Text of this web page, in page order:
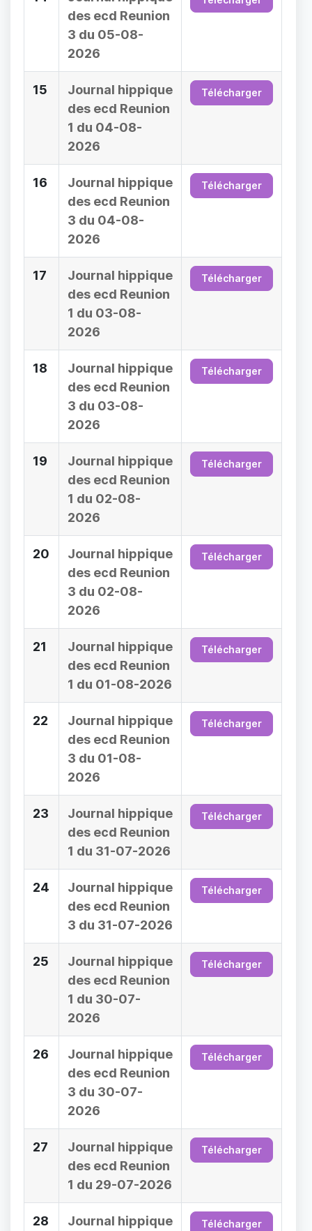
des ecd Reunion
3 du 05-08-
2026
15
Journal hippique
des ecd Reunion
1 du 04-08-
2026
Télécharger
16
Journal hippique
des ecd Reunion
3 du 04-08-
2026
Télécharger
17
Journal hippique
des ecd Reunion
1 du 03-08-
2026
Télécharger
18
Journal hippique
des ecd Reunion
3 du 03-08-
2026
Télécharger
19
Journal hippique
des ecd Reunion
1 du 02-08-
2026
Télécharger
20
Journal hippique
des ecd Reunion
3 du 02-08-
2026
Télécharger
21
Journal hippique
des ecd Reunion
1 du 01-08-2026
Télécharger
22
Journal hippique
des ecd Reunion
3 du 01-08-
2026
Télécharger
23
Journal hippique
des ecd Reunion
1 du 31-07-2026
Télécharger
24
Journal hippique
des ecd Reunion
3 du 31-07-2026
Télécharger
25
Journal hippique
des ecd Reunion
1 du 30-07-
2026
Télécharger
26
Journal hippique
des ecd Reunion
3 du 30-07-
2026
Télécharger
27
Journal hippique
des ecd Reunion
1 du 29-07-2026
Télécharger
28
Journal hippique
Télécharger